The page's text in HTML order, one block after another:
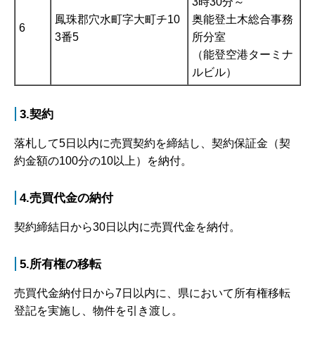
6
鳳珠郡穴水町字大町チ10
3番5
奥能登土木総合事務
所分室
（能登空港ターミナ
ルビル）
3.契約
落札して5日以内に売買契約を締結し、契約保証金（契
約金額の100分の10以上）を納付。
4.売買代金の納付
契約締結日から30日以内に売買代金を納付。
5.所有権の移転
売買代金納付日から7日以内に、県において所有権移転
登記を実施し、物件を引き渡し。